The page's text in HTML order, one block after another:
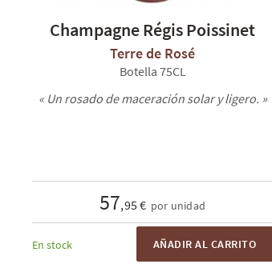
Champagne Régis Poissinet
Terre de Rosé
Botella 75CL
« Un rosado de maceración solar y ligero. »
57,95 € por unidad
En stock AÑADIR AL CARRITO